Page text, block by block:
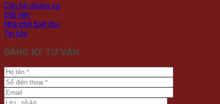
Căn hộ chung cư
Đất nền
Nhà phố biệt thự
Tin tức
ĐĂNG KÝ TƯ VẤN